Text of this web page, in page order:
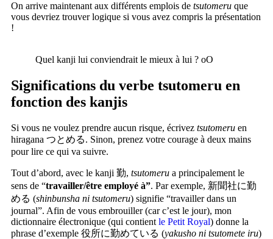
On arrive maintenant aux différents emplois de tsutomeru que
vous devriez trouver logique si vous avez compris la présentation
!
Quel kanji lui conviendrait le mieux à lui ? oO
Significations du verbe tsutomeru en
fonction des kanjis
Si vous ne voulez prendre aucun risque, écrivez tsutomeru en
hiragana つとめる. Sinon, prenez votre courage à deux mains
pour lire ce qui va suivre.
Tout d’abord, avec le kanji 勤, tsutomeru a principalement le
sens de “travailler/être employé à”. Par exemple, 新聞社に勤
める (shinbunsha ni tsutomeru) signifie “travailler dans un
journal”. Afin de vous embrouiller (car c’est le jour), mon
dictionnaire électronique (qui contient le Petit Royal) donne la
phrase d’exemple 役所に勤めている (yakusho ni tsutomete iru)